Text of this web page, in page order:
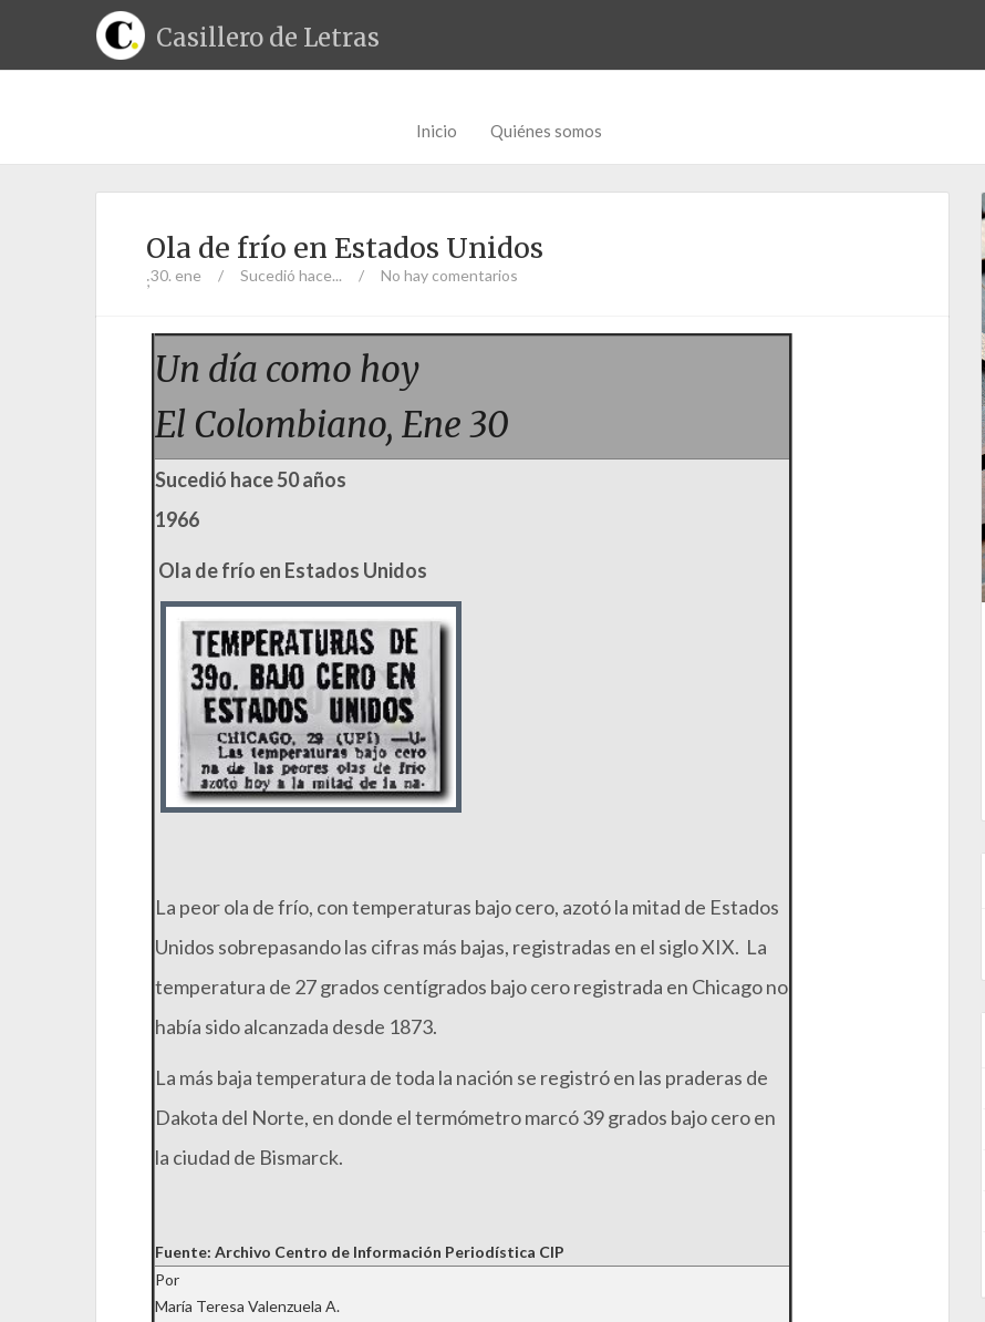
Casillero de Letras
Inicio Quiénes somos
Ola de frío en Estados Unidos
;30. ene / Sucedió hace... / No hay comentarios
Un día como hoy
El Colombiano, Ene 30
Sucedió hace 50 años
1966
Ola de frío en Estados Unidos
La peor ola de frío, con temperaturas bajo cero, azotó la mitad de Estados
Unidos sobrepasando las cifras más bajas, registradas en el siglo XIX. La
temperatura de 27 grados centígrados bajo cero registrada en Chicago no
había sido alcanzada desde 1873.
La más baja temperatura de toda la nación se registró en las praderas de
Dakota del Norte, en donde el termómetro marcó 39 grados bajo cero en
la ciudad de Bismarck.
Fuente: Archivo Centro de Información Periodística CIP
Por
María Teresa Valenzuela A.